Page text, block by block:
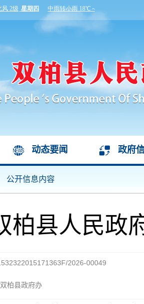
动态要闻 政府
公开信息内容
柏县人民政
2026-00049
柏县政府办